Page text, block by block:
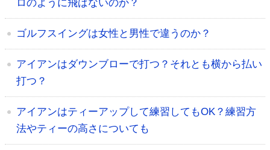
ロのように飛ばないのか？
ゴルフスイングは女性と男性で違うのか？
アイアンはダウンブローで打つ？それとも横から払い
打つ？
アイアンはティーアップして練習してもOK？練習方
法やティーの高さについても